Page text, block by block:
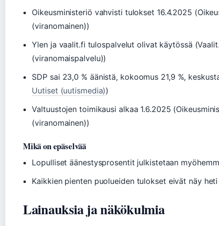
Oikeusministeriö vahvisti tulokset 16.4.2025
(viranomainen))
Ylen ja vaalit.fi tulospalvelut olivat käytössä
(viranomaispalvelu))
SDP sai 23,0 % äänistä, kokoomus 21,9 %,
Uutiset (uutismedia))
Valtuustojen toimikausi alkaa 1.6.2025
(viranomainen))
Mikä on epäselvää
Lopulliset äänestysprosentit julkistetaan
Kaikkien pienten puolueiden tulokset eivät näy heti
Lainauksia ja näkökulmia